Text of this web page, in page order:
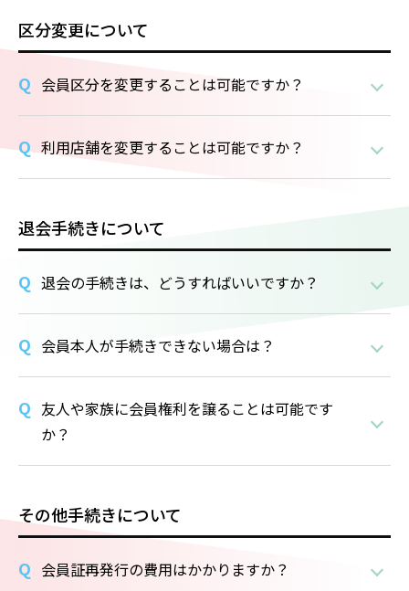
区分変更について
会員区分を変更することは可能ですか？
利用店舗を変更することは可能ですか？
退会手続きについて
退会の手続きは、どうすればいいですか？
会員本人が手続きできない場合は？
友人や家族に会員権利を譲ることは可能です
か？
その他手続きについて
会員証再発行の費用はかかりますか？